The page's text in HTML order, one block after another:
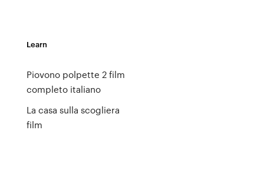
Learn
Piovono polpette 2 film
completo italiano
La casa sulla scogliera
film